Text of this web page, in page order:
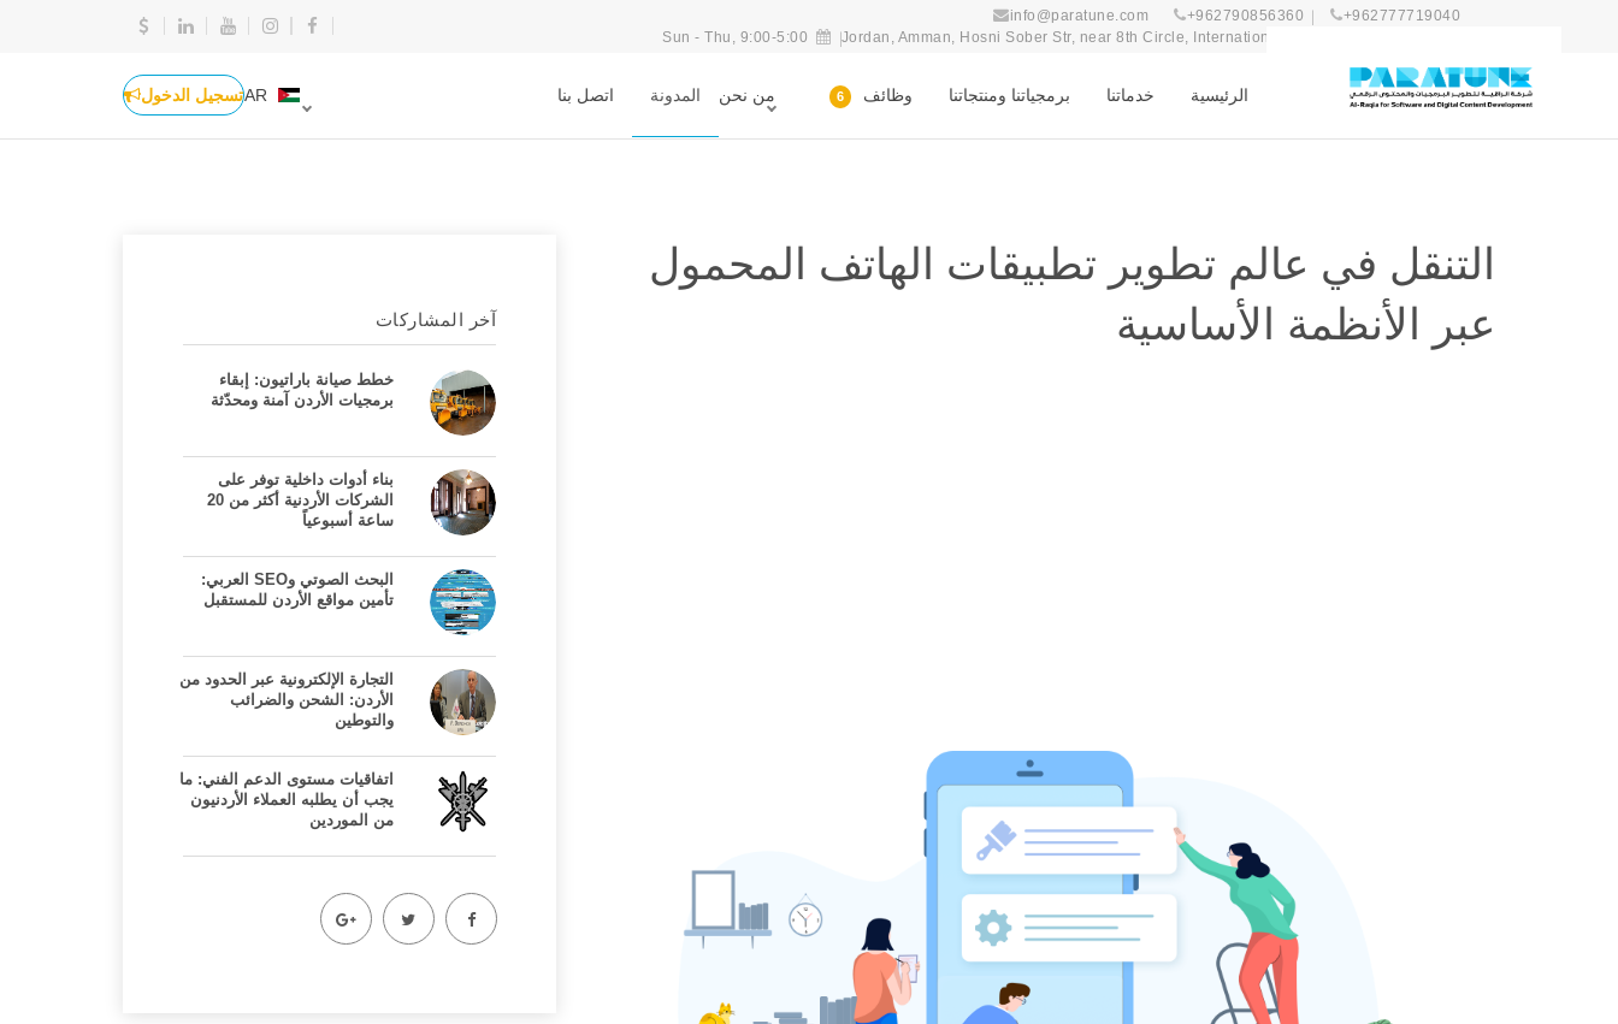
+962790856360 +962777719040
info@paratune.com
Jordan, Amman, Hosni Sober Str, near 8th Circle, International Complex 47, 1st Floor
Sun - Thu, 9:00-5:00
الرئيسية خدماتنا برمجياتنا ومنتجاتنا وظائف 6 من نحن المدونة اتصل بنا ARتسجيل الدخول
التنقل في عالم تطوير تطبيقات الهاتف المحمول
عبر الأنظمة الأساسية
آخر المشاركات
خطط صيانة باراتيون: إبقاء
برمجيات الأردن آمنة ومحدّثة
بناء أدوات داخلية توفر على
الشركات الأردنية أكثر من 20
ساعة أسبوعياً
البحث الصوتي وSEO العربي:
تأمين مواقع الأردن للمستقبل
التجارة الإلكترونية عبر الحدود من
الأردن: الشحن والضرائب
والتوطين
اتفاقيات مستوى الدعم الفني: ما
يجب أن يطلبه العملاء الأردنيون
من الموردين